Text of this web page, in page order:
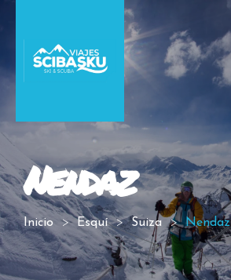
Nendaz
Inicio Esquí Suiza Nendaz